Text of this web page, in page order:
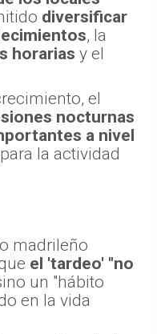
diversificar
, la
horarias y el
el
nocturnas
a nivel
para la actividad
madrileño
el 'tardeo' "no
un "hábito
en la vida